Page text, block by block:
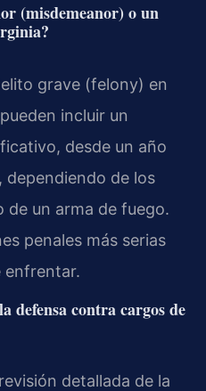
(misdemeanor) o un
grave (felony) en
incluir un
desde un año
dependiendo de los
de un arma de fuego.
penales más serias
enfrentar.
defensa contra cargos de
detallada de la